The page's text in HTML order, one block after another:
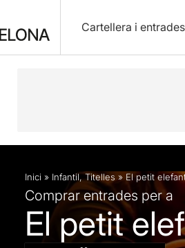
Cartellera i entrades
Descripció Fitxa artística
Inici » Infantil,Titelles » El petit
Comprar entrades per a
El petit